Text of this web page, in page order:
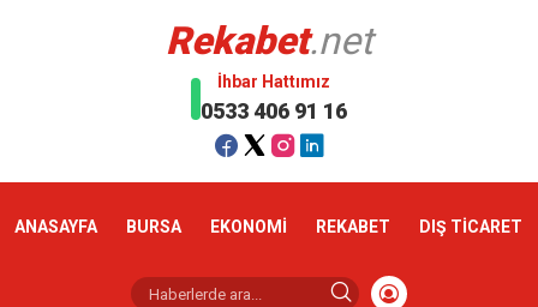
Rekabet.net
İhbar Hattımız
0533 406 91 16
ANASAYFA BURSA EKONOMİ REKABET DIŞ TİCARET